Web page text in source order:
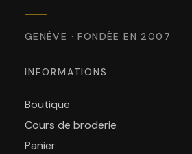
GENÈVE · FONDÉE EN 2007
INFORMATIONS
Boutique
Cours de broderie
Panier